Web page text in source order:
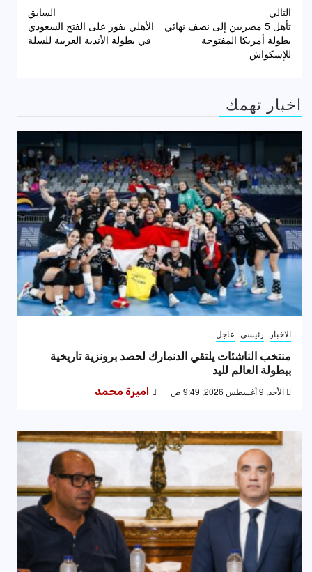
تصفّح
المقالات
السابق
الأهلي يفوز على الفتح السعودي
في بطولة الأندية العربية للسلة
التالي
تأهل 5 مصريين إلى نصف نهائي
بطولة أمريكا المفتوحة
للإسكواش
اخبار تهمك
الاخبار رئيسى عاجل
منتخب الناشئات يلتقي الدنمارك لحصد برونزية تاريخية
ببطولة العالم لليد
الأحد, 9 أغسطس 2026, 9:49 ص اميرة محمد